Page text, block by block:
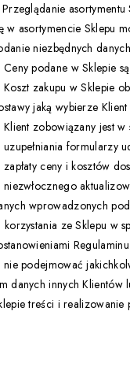
Przeglądanie
w asortymencie Sklepu
niezbędnych
Ceny podane w Sklepie
Koszt zakupu w Sklepie
jaką wybierze
Klient zobowiązany jest
uzupełniania formularzy
zapłaty ceny i kosztów
niezwłocznego
wprowadzonych
korzystania ze Sklepu w
nie podejmować
danych innych Klientów
treści i realizowanie